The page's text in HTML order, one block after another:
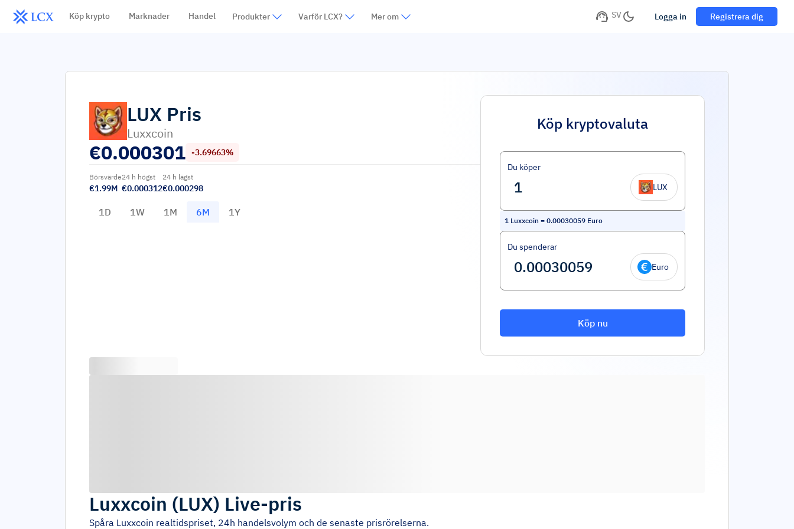
Köp krypto Marknader Handel Produkter Varför LCX? Mer om SV Logga in Registrera dig
LUX Pris
Luxxcoin
€0.000301 -3.69663%
Börsvärde
€1.99M
24 h högst
€0.000312
24 h lägst
€0.000298
1D 1W 1M 6M 1Y
Köp kryptovaluta
Du köper
LUX
1 Luxxcoin = 0.00030059 Euro
Du spenderar
Euro
Köp nu
Luxxcoin (LUX) Live-pris
Spåra Luxxcoin realtidspriset, 24h handelsvolym och de senaste prisrörelserna.